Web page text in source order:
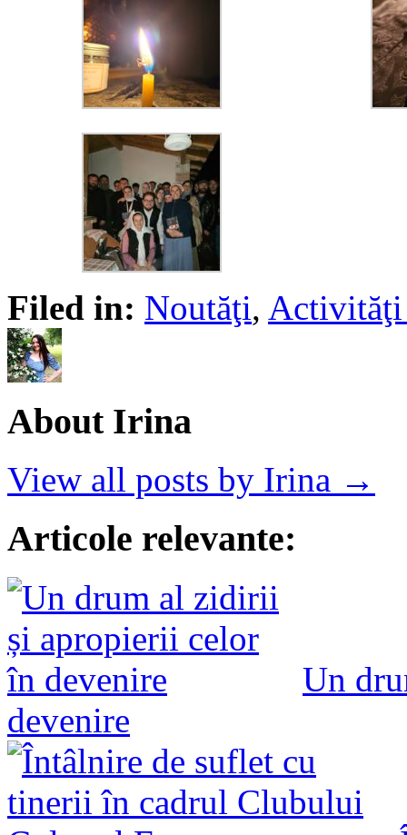
Filed in: Noutăţi, Activităţi
About Irina
View all posts by Irina →
Articole relevante:
Un
devenire